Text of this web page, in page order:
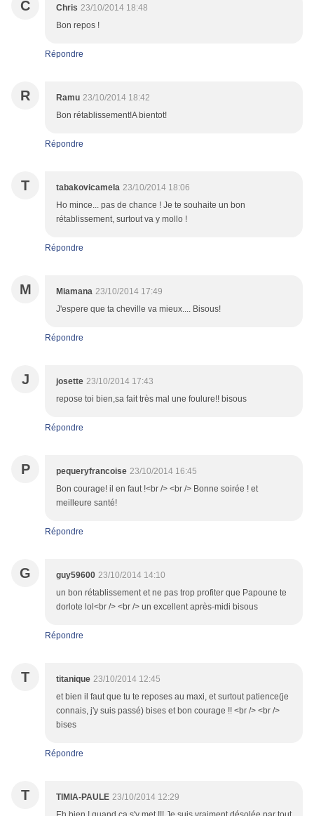
C Chris 23/10/2014 18:48
Bon repos !
Répondre
R Ramu 23/10/2014 18:42
Bon rétablissement!A bientot!
Répondre
T tabakovicamela 23/10/2014 18:06
Ho mince... pas de chance ! Je te souhaite un bon
rétablissement, surtout va y mollo !
Répondre
M Miamana 23/10/2014 17:49
J'espere que ta cheville va mieux.... Bisous!
Répondre
J josette 23/10/2014 17:43
repose toi bien,sa fait très mal une foulure!! bisous
Répondre
P pequeryfrancoise 23/10/2014 16:45
Bon courage! il en faut !<br /> <br /> Bonne soirée ! et
meilleure santé!
Répondre
G guy59600 23/10/2014 14:10
un bon rétablissement et ne pas trop profiter que Papoune te
dorlote lol<br /> <br /> un excellent après-midi bisous
Répondre
T titanique 23/10/2014 12:45
et bien il faut que tu te reposes au maxi, et surtout patience(je
connais, j'y suis passé) bises et bon courage !! <br /> <br />
bises
Répondre
T TIMIA-PAULE 23/10/2014 12:29